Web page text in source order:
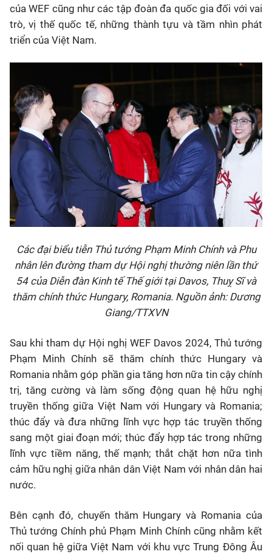
của WEF cũng như các tập đoàn đa quốc gia đối với vai
trò, vị thế quốc tế, những thành tựu và tầm nhìn phát
triển của Việt Nam.
Các đại biểu tiễn Thủ tướng Phạm Minh Chính và Phu
nhân lên đường tham dự Hội nghị thường niên lần thứ
54 của Diễn đàn Kinh tế Thế giới tại Davos, Thuỵ Sĩ và
thăm chính thức Hungary, Romania. Nguồn ảnh: Dương
Giang/TTXVN
Sau khi tham dự Hội nghị WEF Davos 2024, Thủ tướng
Phạm Minh Chính sẽ thăm chính thức Hungary và
Romania nhằm góp phần gia tăng hơn nữa tin cậy chính
trị, tăng cường và làm sống động quan hệ hữu nghị
truyền thống giữa Việt Nam với Hungary và Romania;
thúc đẩy và đưa những lĩnh vực hợp tác truyền thống
sang một giai đoạn mới; thúc đẩy hợp tác trong những
lĩnh vực tiềm năng, thế mạnh; thắt chặt hơn nữa tình
cảm hữu nghị giữa nhân dân Việt Nam với nhân dân hai
nước.
Bên cạnh đó, chuyến thăm Hungary và Romania của
Thủ tướng Chính phủ Phạm Minh Chính cũng nhằm kết
nối quan hệ giữa Việt Nam với khu vực Trung Đông Âu